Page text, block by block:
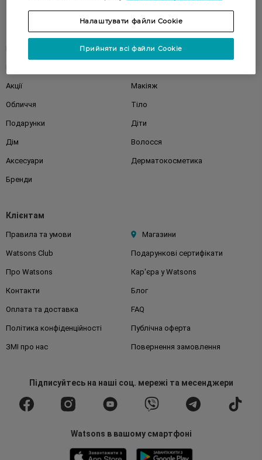
Каталог
Корейска косметика Чоловікам
Акції Макіяж
Обличчя Тіло
Подарунки Діти
Дім Волосся
Аксесуари Дерматокосметика
Бренди
Клієнтам
Правила та умови Магазини
Watsons Club Подарункові сертифікати
Про Watsons Кар'єра у Watsons
Контакти Блог
Оплата та доставка FAQ
Політика конфіденційності Публічна оферта
ЗМІ про нас Повернення замовлення
Підписуйтесьна наші соц. мережі та месенджери
Watsons в вашому смартфоні
Налаштувати файли Cookie
Прийняти всі файли Cookie